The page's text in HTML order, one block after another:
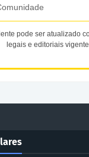
pode ser atualizado
legais e editoriais